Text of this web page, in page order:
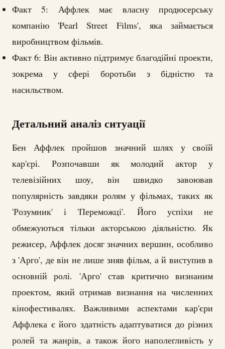
Факт 5: Аффлек має власну продюсерську
компанію 'Pearl Street Films', яка займається
виробництвом фільмів.
Факт 6: Він активно підтримує благодійні проекти,
зокрема у сфері боротьби з бідністю та
насильством.
Детальний аналіз ситуації
Бен Аффлек пройшов значний шлях у своїй
кар'єрі. Розпочавши як молодий актор у
телевізійних шоу, він швидко завоював
популярність завдяки ролям у фільмах, таких як
'Розумник' і 'Переможці'. Його успіхи не
обмежуються тільки акторською діяльністю. Як
режисер, Аффлек досяг значних вершин, особливо
з 'Арго', де він не лише зняв фільм, а й виступив в
основній ролі. 'Арго' став критично визнаним
проектом, який отримав визнання на численних
кінофестивалях. Важливими аспектами кар'єри
Аффлека є його здатність адаптуватися до різних
ролей та жанрів, а також його наполегливість у